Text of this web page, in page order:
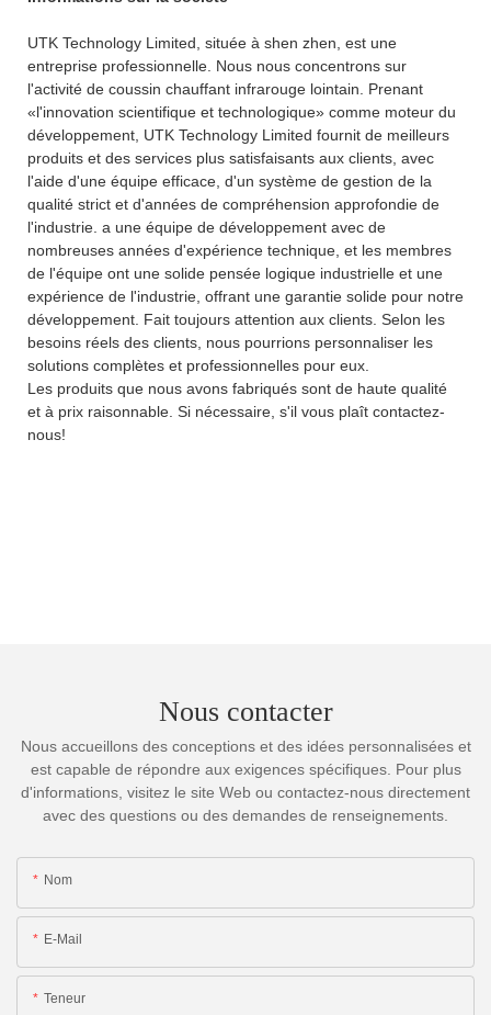
UTK Technology Limited, située à shen zhen, est une
entreprise professionnelle. Nous nous concentrons sur
l'activité de coussin chauffant infrarouge lointain. Prenant
«l'innovation scientifique et technologique» comme moteur du
développement, UTK Technology Limited fournit de meilleurs
produits et des services plus satisfaisants aux clients, avec
l'aide d'une équipe efficace, d'un système de gestion de la
qualité strict et d'années de compréhension approfondie de
l'industrie. a une équipe de développement avec de
nombreuses années d'expérience technique, et les membres
de l'équipe ont une solide pensée logique industrielle et une
expérience de l'industrie, offrant une garantie solide pour notre
développement. Fait toujours attention aux clients. Selon les
besoins réels des clients, nous pourrions personnaliser les
solutions complètes et professionnelles pour eux.
Les produits que nous avons fabriqués sont de haute qualité
et à prix raisonnable. Si nécessaire, s'il vous plaît contactez-
nous!
Nous contacter
Nous accueillons des conceptions et des idées personnalisées et
est capable de répondre aux exigences spécifiques. Pour plus
d'informations, visitez le site Web ou contactez-nous directement
avec des questions ou des demandes de renseignements.
Nom
E-Mail
Teneur